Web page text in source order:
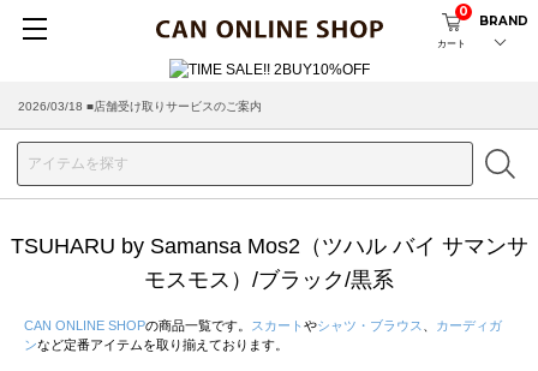
カート
0
BRAND
2026/08/04 ■8/13(木)AM2:00～サイトメンテナンス実施のお知らせ
2026/03/18 ■店舗受け取りサービスのご案内
TSUHARU by Samansa Mos2（ツハル バイ サマンサ
モスモス）/ブラック/黒系
CAN ONLINE SHOPの商品一覧です。 スカート やシャツ・ブラウス
カーディガ
ンなど定番アイテムを取り揃えております。